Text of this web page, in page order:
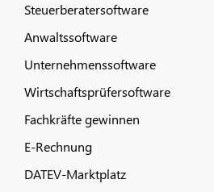
Steuerberatersoftware
Anwaltssoftware
Unternehmenssoftware
Wirtschaftsprüfersoftware
Fachkräfte gewinnen
E-Rechnung
DATEV-Marktplatz